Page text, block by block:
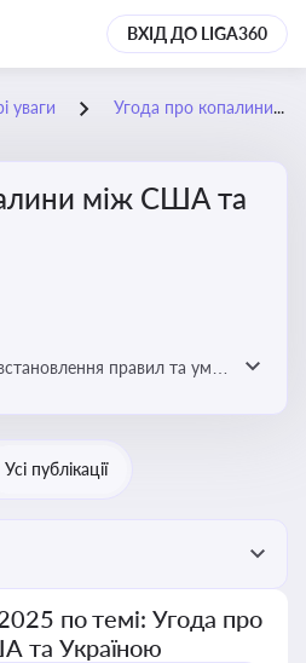
ВХІД ДО LIGA360
уваги Угода про копалини між США та Україною
між США та
правил та умов
Усі публікації
по темі: Угода про
та Україною